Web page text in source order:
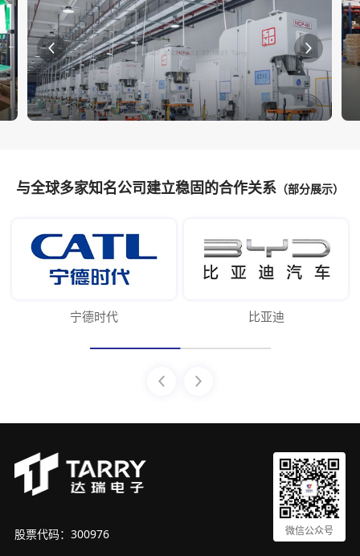
与全球多家知名公司建立稳固的合作关系 （部分展示）
宁德时代 比亚迪
股票代码：300976 微信公众号